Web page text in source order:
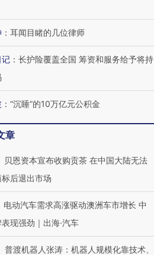
： 耳闻目睹的几位律师
记 ： 长护险覆盖全国 筹资和服务给予将持
： “沉睡”的10万亿元公积金
章
贝恩资本宣布收购贡茶 在中国大陆无法
后退出市场
电动汽车需求高涨驱动澳洲车市增长 中
现强劲｜出海·汽车
普渡机器人张涛：机器人规模化靠技术、